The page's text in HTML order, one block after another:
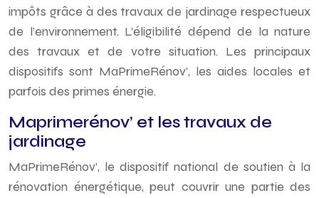
impôts grâce à des travaux de jardinage respectueux
de l’environnement. L’éligibilité dépend de la nature
des travaux et de votre situation. Les principaux
dispositifs sont MaPrimeRénov’, les aides locales et
parfois des primes énergie.
Maprimerénov’ et les travaux de
jardinage
MaPrimeRénov’, le dispositif national de soutien à la
rénovation énergétique, peut couvrir une partie des